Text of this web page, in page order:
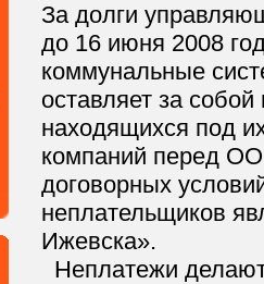
За долги
до 16 июня 2008
коммунальные
оставляет за
находящихся под
компаний перед
договорных
неплательщиков
Ижевска».
Неплатежи